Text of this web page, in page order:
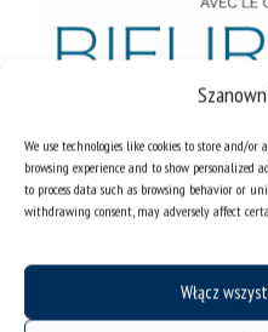
We use technologies like cookies to store and/
browsing experience and to show personalized
to process data such as browsing behavior or
withdrawing consent, may adversely affect
Włącz